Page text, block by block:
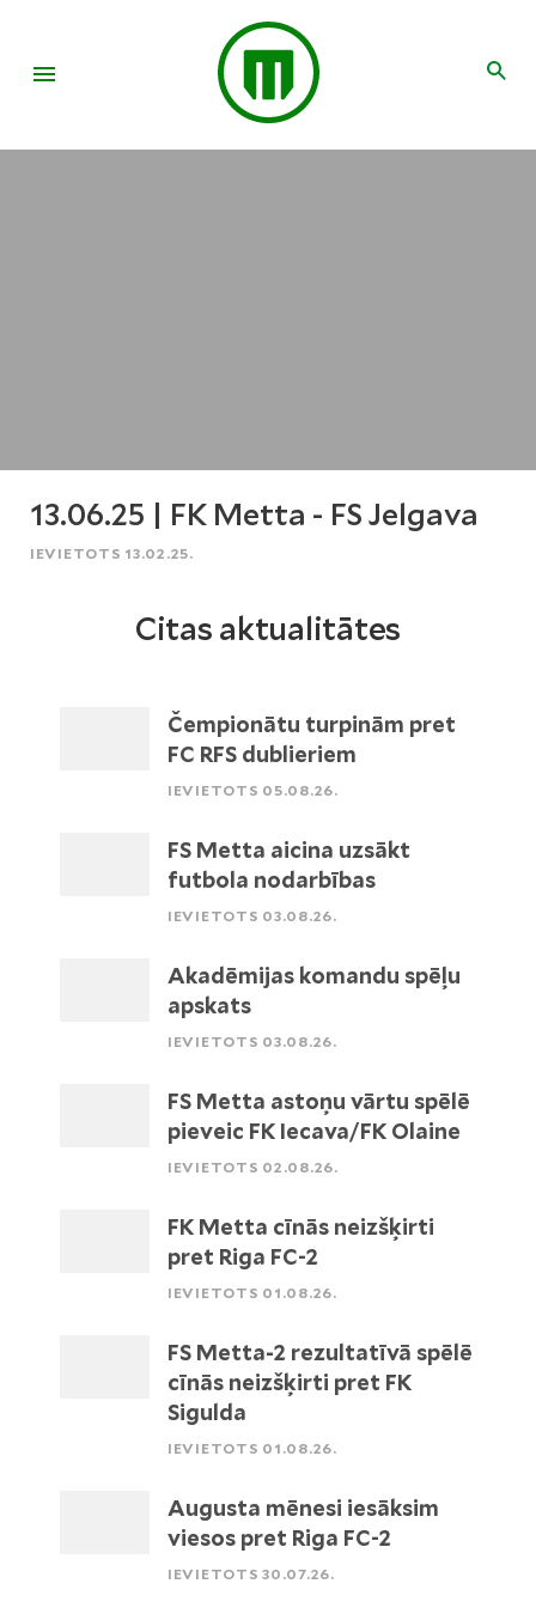
13.06.25 | FK Metta - FS Jelgava
IEVIETOTS 13.02.25.
Citas aktualitātes
Čempionātu turpinām pret
FC RFS dublieriem
IEVIETOTS 05.08.26.
FS Metta aicina uzsākt
futbola nodarbības
IEVIETOTS 03.08.26.
Akadēmijas komandu spēļu
apskats
IEVIETOTS 03.08.26.
FS Metta astoņu vārtu spēlē
pieveic FK Iecava/FK Olaine
IEVIETOTS 02.08.26.
FK Metta cīnās neizšķirti
pret Riga FC-2
IEVIETOTS 01.08.26.
FS Metta-2 rezultatīvā spēlē
cīnās neizšķirti pret FK
Sigulda
IEVIETOTS 01.08.26.
Augusta mēnesi iesāksim
viesos pret Riga FC-2
IEVIETOTS 30.07.26.